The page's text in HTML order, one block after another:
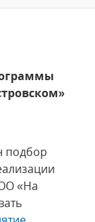
подбор
«На